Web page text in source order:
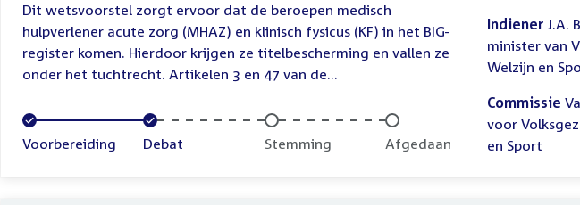
Dit wetsvoorstel zorgt ervoor dat de beroepen medisch
hulpverlener acute zorg (MHAZ) en klinisch fysicus (KF) in het BIG-
register komen. Hierdoor krijgen ze titelbescherming en vallen ze
onder het tuchtrecht. Artikelen 3 en 47 van de...
Voltooid:
Voorbereiding Voltooid:
Debat Onvoltooid:
Stemming Onvoltooid:
Afgedaan
Indiener J.A.
minister van
Welzijn en
Commissie
voor
en Sport